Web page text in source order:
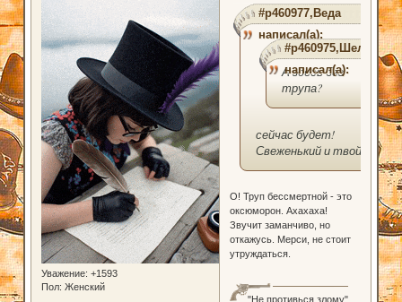
Уважение: +1593
Пол: Женский
#p460977,Веда
написал(а):
#p460975,Шелл
написал(а):
А здесь без
трупа?
сейчас будет!
Свеженький и твой!
О! Труп бессмертной - это
оксюморон. Ахахаха!
Звучит заманчиво, но
откажусь. Мерси, не стоит
утруждаться.
"Не противься злому"